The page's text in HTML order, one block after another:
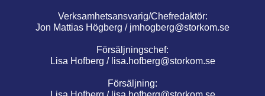
Verksamhetsansvarig/Chefredaktör:
Jon Mattias Högberg / jmhogberg@storkom.se
Försäljningschef:
Lisa Hofberg / lisa.hofberg@storkom.se
Försäljning: